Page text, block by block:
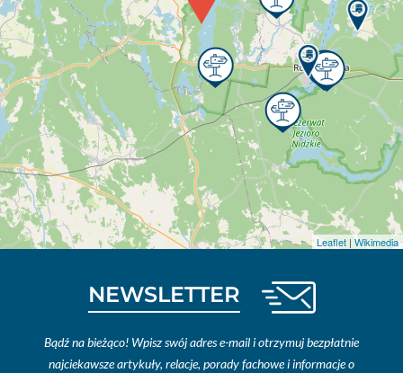
Leaflet | Wikimedia
NEWSLETTER
Bądź na bieżąco! Wpisz swój adres e-mail i otrzymuj bezpłatnie
najciekawsze artykuły, relacje, porady fachowe i informacje o